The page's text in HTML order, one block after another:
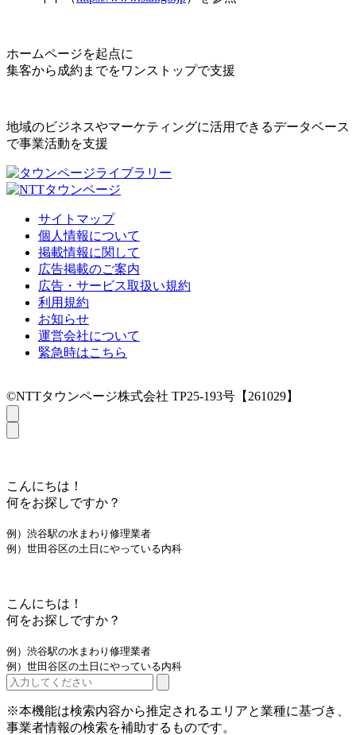
ホームページを起点に
集客から成約までをワンストップで支援
地域のビジネスやマーケティングに活用できるデータベース
で事業活動を支援
サイトマップ
個人情報について
掲載情報に関して
広告掲載のご案内
広告・サービス取扱い規約
利用規約
お知らせ
運営会社について
緊急時はこちら
©NTTタウンページ株式会社 TP25-193号【261029】
こんにちは！
何をお探しですか？
例）渋谷駅の水まわり修理業者
例）世田谷区の土日にやっている内科
こんにちは！
何をお探しですか？
例）渋谷駅の水まわり修理業者
例）世田谷区の土日にやっている内科
※本機能は検索内容から推定されるエリアと業種に基づき、
事業者情報の検索を補助するものです。